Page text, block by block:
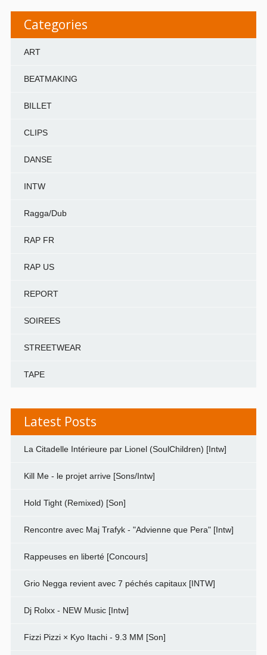
Categories
ART
BEATMAKING
BILLET
CLIPS
DANSE
INTW
Ragga/Dub
RAP FR
RAP US
REPORT
SOIREES
STREETWEAR
TAPE
Latest Posts
La Citadelle Intérieure par Lionel (SoulChildren) [Intw]
Kill Me - le projet arrive [Sons/Intw]
Hold Tight (Remixed) [Son]
Rencontre avec Maj Trafyk - "Advienne que Pera" [Intw]
Rappeuses en liberté [Concours]
Grio Negga revient avec 7 péchés capitaux [INTW]
Dj Rolxx - NEW Music [Intw]
Fizzi Pizzi × Kyo Itachi - 9.3 MM [Son]